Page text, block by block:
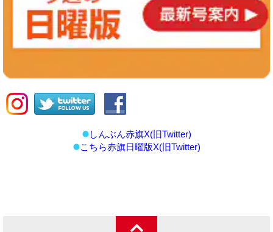
しんぶん赤旗X(旧Twitter)
こちら赤旗日曜版X(旧Twitter)